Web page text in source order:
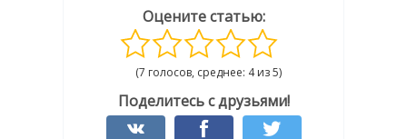
Оцените статью:
(7 голосов, среднее: 4 из 5)
Поделитесь с друзьями!